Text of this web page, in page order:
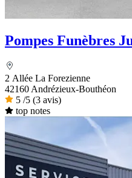
Pompes Funèbres
2 Allée La Forezienne
42160 Andrézieux-Bouthéon
5 /5 (3 avis)
top notes